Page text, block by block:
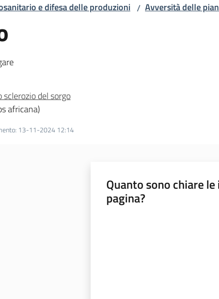
e difesa delle produzioni / Avversità delle
sclerozio del sorgo
africana)
: 13-11-2024 12:14
Quanto sono chiare
pagina?